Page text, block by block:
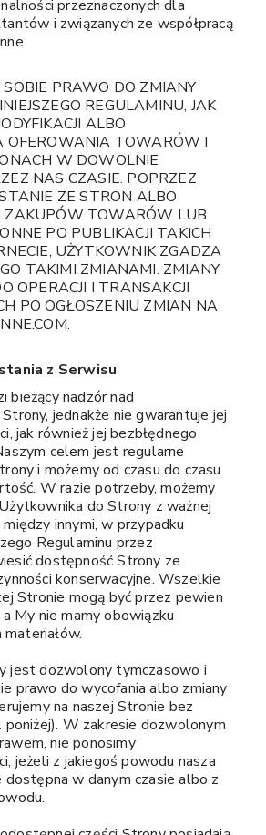
przeznaczonych dla
i związanych ze współpracą
PRAWO DO ZMIANY
REGULAMINU, JAK
ALBO
OFEROWANIA TOWARÓW I
W DOWOLNIE
NAS CZASIE. POPRZEZ
ZE STRON ALBO
ZAKUPÓW TOWARÓW LUB
PO PUBLIKACJI TAKICH
UŻYTKOWNIK ZGADZA
TAKIMI ZMIANAMI. ZMIANY
OPERACJI I TRANSAKCJI
PO OGŁOSZENIU ZMIAN NA
z Serwisu
bieżący nadzór nad
jednakże nie gwarantuje jej
jak również jej bezbłędnego
celem jest regularne
i możemy od czasu do czasu
W razie potrzeby, możemy
do Strony z ważnej
innymi, w przypadku
Regulaminu przez
dostępność Strony ze
konserwacyjne. Wszelkie
Stronie mogą być przez pewien
My nie mamy obowiązku
jest dozwolony tymczasowo i
prawo do wycofania albo zmiany
na naszej Stronie bez
poniżej). W zakresie dozwolonym
nie ponosimy
jeżeli z jakiegoś powodu nasza
w danym czasie albo z